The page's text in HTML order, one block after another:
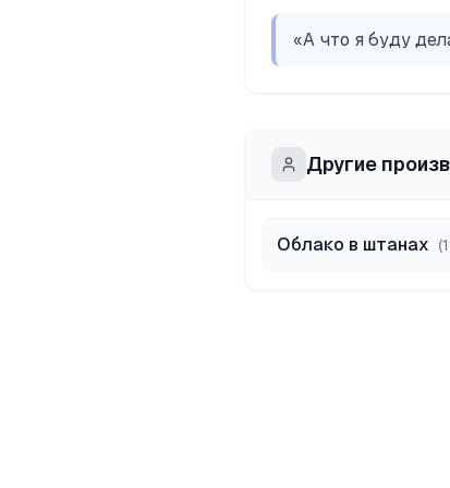
«А что я буду
Другие
Облако в штанах (